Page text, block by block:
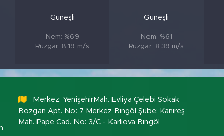
Güneşli
Nem: %69
Rüzgar: 8.19 m/s
Güneşli
Nem: %61
Rüzgar: 8.39 m/s
Merkez: YenişehirMah. Evliya Çelebi Sokak
Bozgan Apt. No: 7 Merkez Bingöl Şube: Kanireş
Mah. Pape Cad. No: 3/C - Karlıova Bingöl